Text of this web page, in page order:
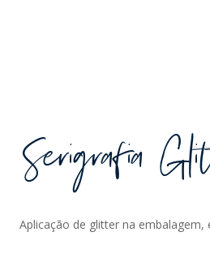
Serigrafia
Aplicação de glitter na embalagem,